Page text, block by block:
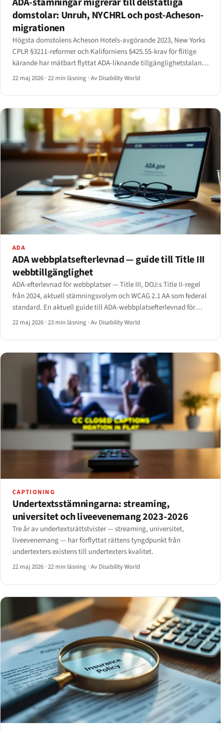
domstolar: Unruh, NYCHRL och post-Acheson-
migrationen
Högsta domstolens Acheson Hotels-avgörande 2023, New Yorks
CPLR §3211-reformer och Kaliforniens §425.55-krav för flitige
kärande har mätbart flyttat ADA-liknande tillgänglighetstalan
från federala domstolar till delstatliga.
22 maj 2026 ·22 min läsning ·Av Disability World
ADA
ADA webbplatsefterlevnad — guide till Title III
webbtillgänglighet
ADA-efterlevnad för webbplatser — Title III, DOJ:s Title II-regel
från 2024, aktuell stämningsvolym och WCAG 2.1 AA som federal
standard. En aktuell guide till ADA-webbplatsefterlevnad för
2026.
22 maj 2026 ·23 min läsning ·Av Disability World
CAPTIONING
Undertextsstämningarna: streaming,
universitet och liveevenemang 2023-2026
Tre år av undertextsrättstvister — streaming, universitet,
liveevenemang — har förflyttat rättens tyngdpunkt från
undertexters existens till undertexters kvalitet.
22 maj 2026 ·22 min läsning ·Av Disability World